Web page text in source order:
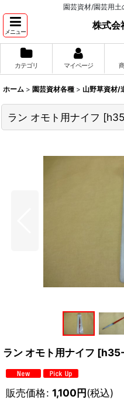
園芸資材/園芸用土
メニュー
株式会
カテゴリ マイページ
ホーム > 園芸資材各種 > 山野草資材/
ラン オモト用ナイフ [
ラン オモト用ナイフ [
販売価格: 1,100円(税込)